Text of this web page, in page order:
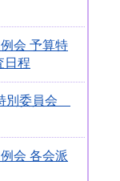
会 予算特
日程
別委員会
会 各会派